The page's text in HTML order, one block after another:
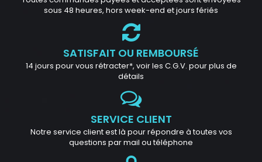
sous 48 heures, hors week-end et jours fériés
SATISFAIT OU REMBOURSÉ
14 jours pour vous rétracter*, voir les C.G.V. pour plus de
détails
SERVICE CLIENT
Notre service client est là pour répondre à toutes vos
questions par mail ou téléphone